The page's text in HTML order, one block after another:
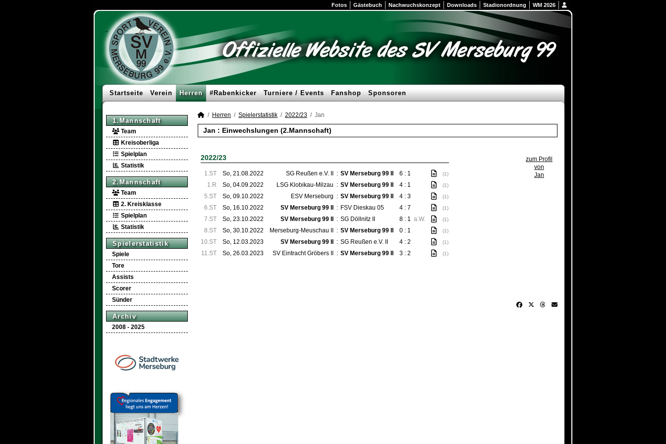
Fotos Gästebuch Nachwuchskonzept Downloads Stadionordnung WM 2026
Startseite Verein Herren #Rabenkicker Turniere / Events Fanshop Sponsoren
1.Mannschaft
Team
Kreisoberliga
Spielplan
Statistik
2.Mannschaft
Team
2. Kreisklasse
Spielplan
Statistik
Spielerstatistik
Spiele
Tore
Assists
Scorer
Sünder
Archiv
2008 - 2025
Herren Spielerstatistik 2022/23 Jan
Jan : Einwechslungen (2.Mannschaft)
zum Profil
von
Jan
2022/23
1.ST So, 21.08.2022 SG Reußen e.V. II : SV Merseburg 99 II 6 : 1 (1)
1.R So, 04.09.2022 LSG Klobikau-Milzau : SV Merseburg 99 II 4 : 1 (1)
5.ST So, 09.10.2022 ESV Merseburg : SV Merseburg 99 II 4 : 3 (1)
6.ST So, 16.10.2022 SV Merseburg 99 II : FSV Dieskau 05 4 : 7 (1)
7.ST So, 23.10.2022 SV Merseburg 99 II : SG Döllnitz II 8 : 1 a.W. (1)
8.ST So, 30.10.2022 Merseburg-Meuschau II : SV Merseburg 99 II 0 : 1 (1)
10.ST So, 12.03.2023 SV Merseburg 99 II : SG Reußen e.V. II 4 : 2 (1)
11.ST So, 26.03.2023 SV Eintracht Gröbers II : SV Merseburg 99 II 3 : 2 (1)